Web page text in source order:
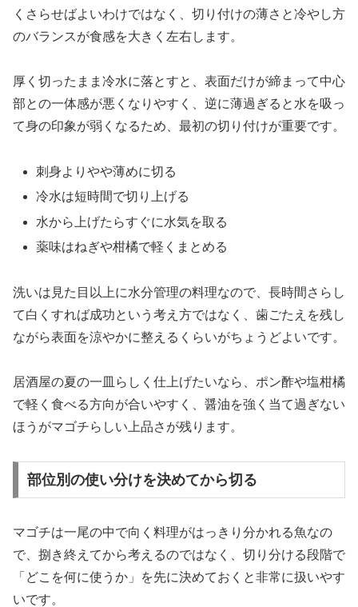
くさらせばよいわけではなく、切り付けの薄さと冷やし方
のバランスが食感を大きく左右します。
厚く切ったまま冷水に落とすと、表面だけが締まって中心
部との一体感が悪くなりやすく、逆に薄過ぎると水を吸っ
て身の印象が弱くなるため、最初の切り付けが重要です。
刺身よりやや薄めに切る
冷水は短時間で切り上げる
水から上げたらすぐに水気を取る
薬味はねぎや柑橘で軽くまとめる
洗いは見た目以上に水分管理の料理なので、長時間さらし
て白くすれば成功という考え方ではなく、歯ごたえを残し
ながら表面を涼やかに整えるくらいがちょうどよいです。
居酒屋の夏の一皿らしく仕上げたいなら、ポン酢や塩柑橘
で軽く食べる方向が合いやすく、醤油を強く当て過ぎない
ほうがマゴチらしい上品さが残ります。
部位別の使い分けを決めてから切る
マゴチは一尾の中で向く料理がはっきり分かれる魚なの
で、捌き終えてから考えるのではなく、切り分ける段階で
「どこを何に使うか」を先に決めておくと非常に扱いやす
いです。